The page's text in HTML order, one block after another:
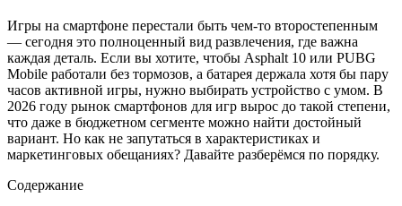
Игры на смартфоне перестали быть чем-то второстепенным
— сегодня это полноценный вид развлечения, где важна
каждая деталь. Если вы хотите, чтобы Asphalt 10 или PUBG
Mobile работали без тормозов, а батарея держала хотя бы пару
часов активной игры, нужно выбирать устройство с умом. В
2026 году рынок смартфонов для игр вырос до такой степени,
что даже в бюджетном сегменте можно найти достойный
вариант. Но как не запутаться в характеристиках и
маркетинговых обещаниях? Давайте разберёмся по порядку.
Содержание